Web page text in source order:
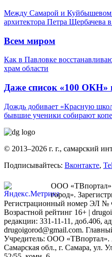
Между Самарой и Куйбышевом:
архитектора Петра Щербачева
Всем миром
Как в Павловке
храм области
Даже список «100 ОКН»
Дождь добивает «Красную
бывшие ученики собирают
© 2013–2026 г. г., самарский
Подписывайтесь: Вконтакте,
ООО «ТВпортал»
город».
Регистрационный номер ЭЛ №
Возрастной рейтинг 16+ |
редакции: 331-11-11, доб.406,
drugoigorod@gmail.com.
Учредитель: ООО «ТВпортал».
Самарская обл., г. Самара, ул.